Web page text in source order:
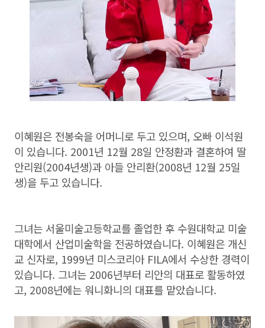
이혜원은 전봉숙을 어머니로 두고 있으며, 오빠 이석원
이 있습니다. 2001년 12월 28일 안정환과 결혼하여 딸
안리원(2004년생)과 아들 안리환(2008년 12월 25일
생)을 두고 있습니다.
그녀는 서울미술고등학교를 졸업한 후 수원대학교 미술
대학에서 산업미술학을 전공하였습니다. 이혜원은 개신
교 신자로, 1999년 미스코리아 FILA에서 수상한 경력이
있습니다. 그녀는 2006년부터 리안의 대표로 활동하였
고, 2008년에는 워니화니의 대표를 맡았습니다.